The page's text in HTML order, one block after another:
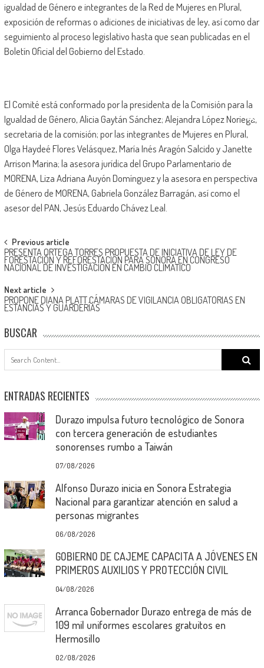
igualdad de Género e integrantes de la Red de Mujeres en Plural,
exposición de reformas o adiciones de iniciativas de ley, así como dar
seguimiento al proceso legislativo hasta que sean publicadas en el
Boletín Oficial del Gobierno del Estado.
El Comité está conformado por la presidenta de la Comisión para la
Igualdad de Género, Alicia Gaytán Sánchez; Alejandra López Noriega,
secretaria de la comisión; por las integrantes de Mujeres en Plural,
Olga Haydeé Flores Velásquez, María Inés Aragón Salcido y Janette
Arrison Marina; la asesora jurídica del Grupo Parlamentario de
MORENA, Liza Adriana Auyón Domínguez y la asesora en perspectiva
de Género de MORENA, Gabriela González Barragán, así como el
asesor del PAN, Jesús Eduardo Chávez Leal.
Post
navigation
Previous article
PRESENTA ORTEGA TORRES PROPUESTA DE INICIATIVA DE LEY DE
FORESTACIÓN Y REFORESTACIÓN PARA SONORA EN CONGRESO
NACIONAL DE INVESTIGACIÓN EN CAMBIO CLIMÁTICO
Next article
PROPONE DIANA PLATT CÁMARAS DE VIGILANCIA OBLIGATORIAS EN
ESTANCIAS Y GUARDERÍAS
BUSCAR
Search
for:
ENTRADAS RECIENTES
Durazo impulsa futuro tecnológico de Sonora
con tercera generación de estudiantes
sonorenses rumbo a Taiwán
07/08/2026
Alfonso Durazo inicia en Sonora Estrategia
Nacional para garantizar atención en salud a
personas migrantes
06/08/2026
GOBIERNO DE CAJEME CAPACITA A JÓVENES EN
PRIMEROS AUXILIOS Y PROTECCIÓN CIVIL
04/08/2026
Arranca Gobernador Durazo entrega de más de
109 mil uniformes escolares gratuitos en
Hermosillo
02/08/2026